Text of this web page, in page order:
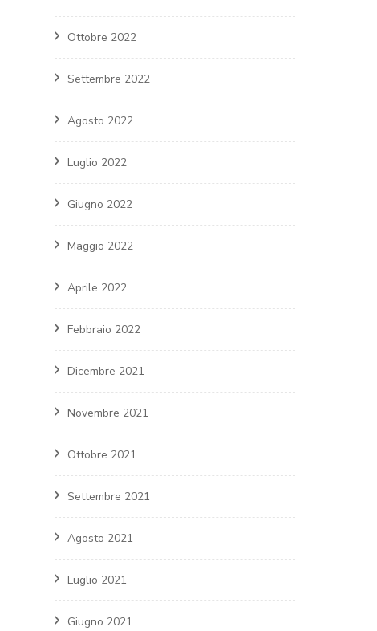
Ottobre 2022
Settembre 2022
Agosto 2022
Luglio 2022
Giugno 2022
Maggio 2022
Aprile 2022
Febbraio 2022
Dicembre 2021
Novembre 2021
Ottobre 2021
Settembre 2021
Agosto 2021
Luglio 2021
Giugno 2021